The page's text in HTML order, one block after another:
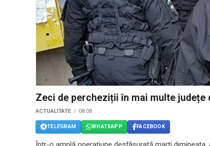
Zeci de percheziții în mai multe județe
ACTUALITATE 08:08
TELEGRAM WHATSAPP FACEBOOK